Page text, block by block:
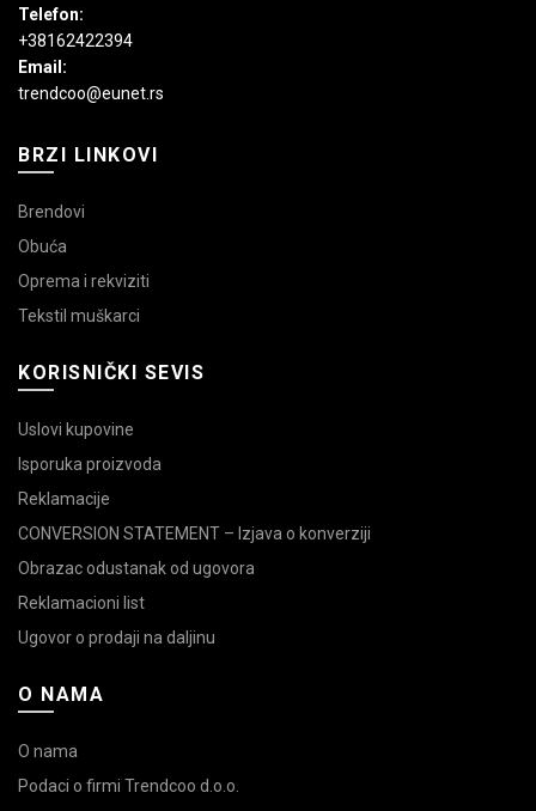
Telefon:
+38162422394
Email:
trendcoo@eunet.rs
BRZI LINKOVI
Brendovi
Obuća
Oprema i rekviziti
Tekstil muškarci
KORISNIČKI SEVIS
Uslovi kupovine
Isporuka proizvoda
Reklamacije
CONVERSION STATEMENT – Izjava o konverziji
Obrazac odustanak od ugovora
Reklamacioni list
Ugovor o prodaji na daljinu
O NAMA
O nama
Podaci o firmi Trendcoo d.o.o.